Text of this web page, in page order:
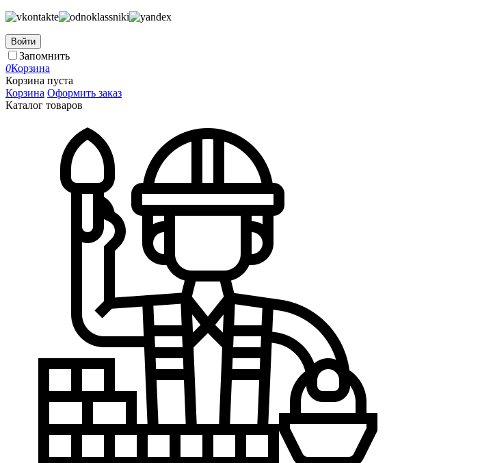
Войти
Запомнить
0Корзина
Корзина пуста
Корзина Оформить заказ
Каталог товаров